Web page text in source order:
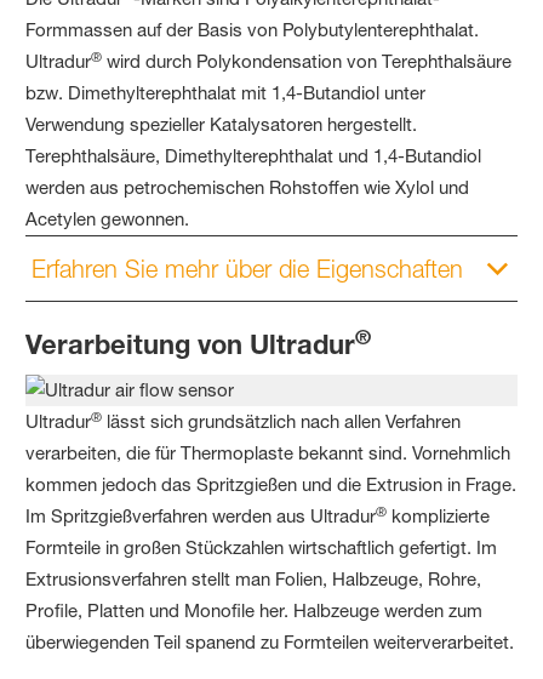
Formmassen auf der Basis von Polybutylenterephthalat.
Ultradur® wird durch Polykondensation von Terephthalsäure
bzw. Dimethylterephthalat mit 1,4-Butandiol unter
Verwendung spezieller Katalysatoren hergestellt.
Terephthalsäure, Dimethylterephthalat und 1,4-Butandiol
werden aus petrochemischen Rohstoffen wie Xylol und
Acetylen gewonnen.
Erfahren Sie mehr über die Eigenschaften
Verarbeitung von Ultradur®
Ultradur® lässt sich grundsätzlich nach allen Verfahren
verarbeiten, die für Thermoplaste bekannt sind. Vornehmlich
kommen jedoch das Spritzgießen und die Extrusion in Frage.
Im Spritzgießverfahren werden aus Ultradur® komplizierte
Formteile in großen Stückzahlen wirtschaftlich gefertigt. Im
Extrusionsverfahren stellt man Folien, Halbzeuge, Rohre,
Profile, Platten und Monofile her. Halbzeuge werden zum
überwiegenden Teil spanend zu Formteilen weiterverarbeitet.